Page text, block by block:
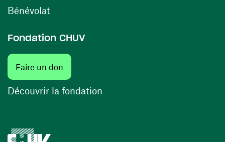
Bénévolat
Fondation CHUV
Faire un don
Découvrir la fondation